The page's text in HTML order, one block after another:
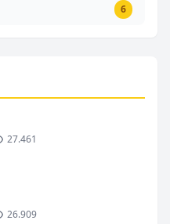
6
27.461
26.909